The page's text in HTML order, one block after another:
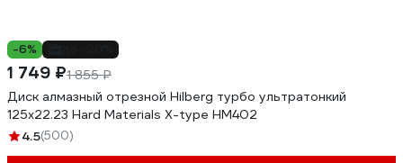
-6%
1 749 ₽1 855 ₽
Диск алмазный отрезной Hilberg турбо ультратонкий
125x22.23 Hard Materials X-type HM402
4.5(500)